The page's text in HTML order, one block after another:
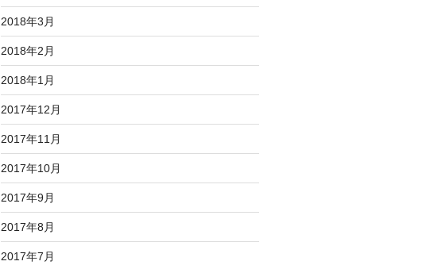
2018年3月
2018年2月
2018年1月
2017年12月
2017年11月
2017年10月
2017年9月
2017年8月
2017年7月